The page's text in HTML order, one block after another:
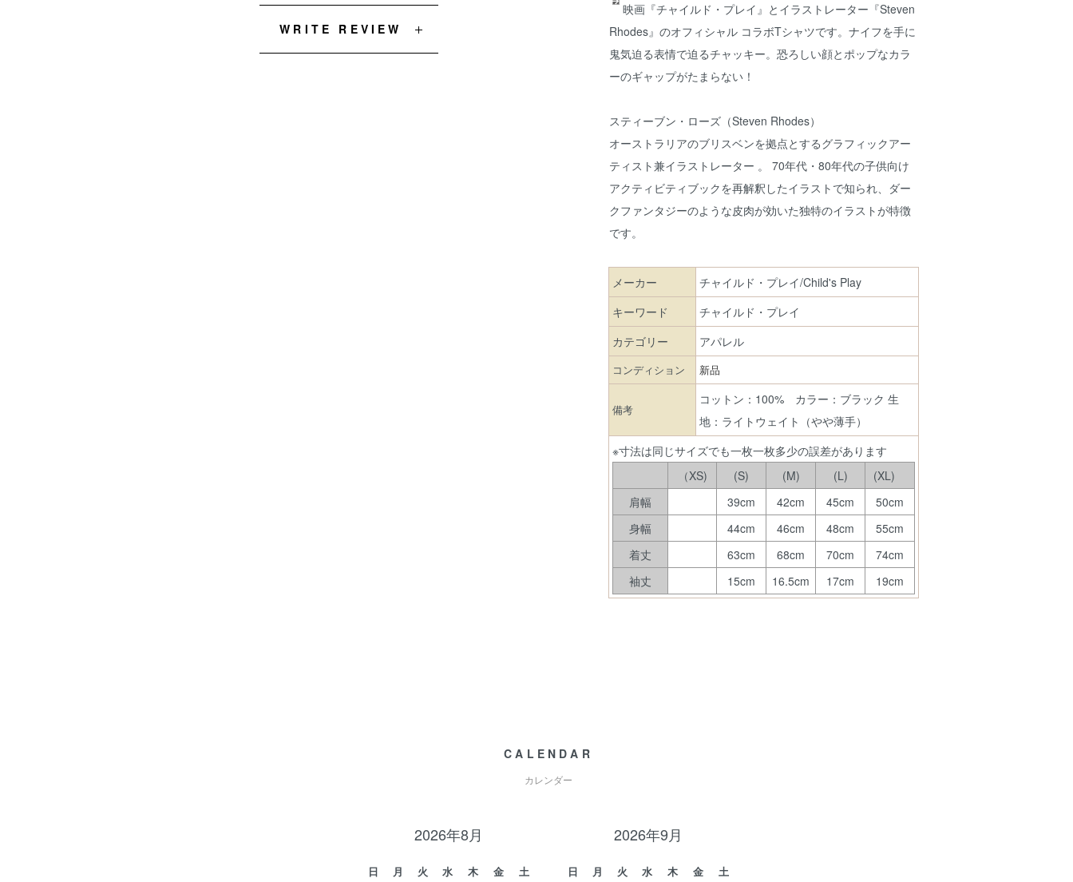
映画『チャイルド・プレイ』とイラストレーター『Steven
Rhodes』のオフィシャル コラボTシャツです。ナイフを手に
鬼気迫る表情で迫るチャッキー。恐ろしい顔とポップなカラ
ーのギャップがたまらない！
スティーブン・ローズ（Steven Rhodes）
オーストラリアのブリスベンを拠点とするグラフィックアー
ティスト兼イラストレーター 。 70年代・80年代の子供向け
アクティビティブックを再解釈したイラストで知られ、ダー
クファンタジーのような皮肉が効いた独特のイラストが特徴
です。
メーカー
チャイルド・プレイ/Child's Play
キーワード
チャイルド・プレイ
カテゴリー
アパレル
コンディション 新品
備考
コットン：100% カラー：ブラック 生
地：ライトウェイト（やや薄手）
※寸法は同じサイズでも一枚一枚多少の誤差があります
（XS)
(S) (M) (L)
(XL)
肩幅
39cm 42cm 45cm
50cm
身幅
44cm 46cm 48cm
55cm
着丈
63cm 68cm 70cm
74cm
袖丈
15cm 16.5cm 17cm 19cm
WRITE REVIEW
CALENDAR
カレンダー
2026年8月
日 月 火 水 木 金
土
2026年9月
日 月 火 水 木 金
土